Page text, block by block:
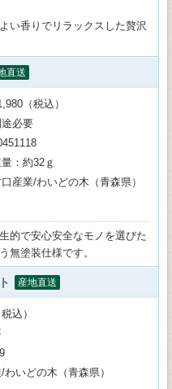
い香りでリラックスした贅沢
直送
（税込）
途必要
：約32ｇ
産業/わいどの木（青森県）
的で安心安全なモノを選びた
無塗装仕様です。
産地直送
込）
わいどの木（青森県）